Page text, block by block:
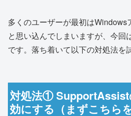
多くのユーザーが最初はWindows
と思い込んでしまいますが、今回
です。落ち着いて以下の対処法を
対処法① SupportAssist
効にする（まずこちら